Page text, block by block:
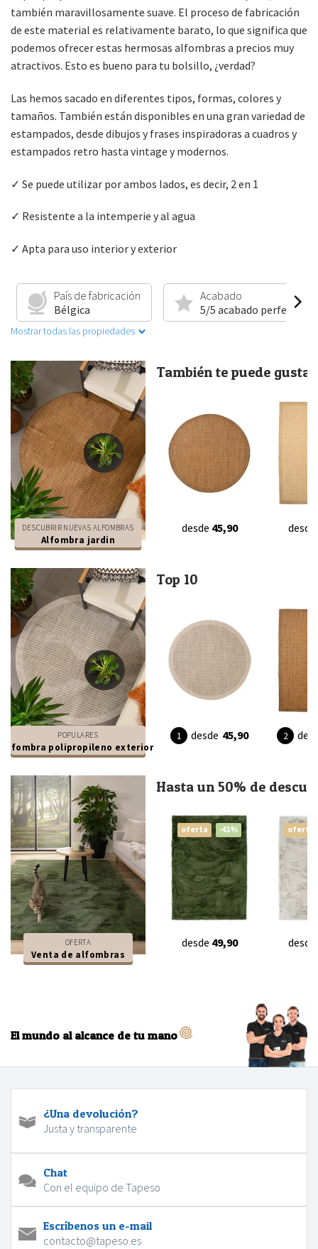
también maravillosamente suave. El proceso de fabricación
de este material es relativamente barato, lo que significa que
podemos ofrecer estas hermosas alfombras a precios muy
atractivos. Esto es bueno para tu bolsillo, ¿verdad?
Las hemos sacado en diferentes tipos, formas, colores y
tamaños. También están disponibles en una gran variedad de
estampados, desde dibujos y frases inspiradoras a cuadros y
estampados retro hasta vintage y modernos.
✓ Se puede utilizar por ambos lados, es decir, 2 en 1
✓ Resistente a la intemperie y al agua
✓ Apta para uso interior y exterior
País de fabricación
Bélgica
Acabado
5/5 acabado perfecto
Mostrar todas las propiedades
DESCUBRIR NUEVAS ALFOMBRAS
Alfombra jardin
También te puede
desde 45,90 desde
POPULARES
Alfombra polipropileno exterior
Top 10
desde 45,90
OFERTA
Venta de alfombras
Hasta un 50% de
oferta -41%
desde 49,90
oferta
desde
El mundo al alcance de tu mano
¿Una devolución?
Justa y transparente
Chat
Con el equipo de Tapeso
Escríbenos un e-mail
contacto@tapeso.es